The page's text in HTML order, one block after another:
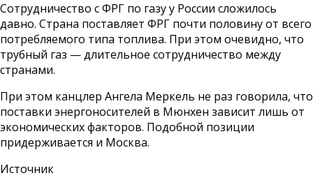
Сотрудничество с ФРГ по газу у России сложилось
давно. Страна поставляет ФРГ почти половину от всего
потребляемого типа топлива. При этом очевидно, что
трубный газ — длительное сотрудничество между
странами.
При этом канцлер Ангела Меркель не раз говорила, что
поставки энергоносителей в Мюнхен зависит лишь от
экономических факторов. Подобной позиции
придерживается и Москва.
Источник